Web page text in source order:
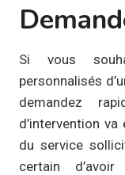
Si vous
personnalisés
demandez
d’intervention
du service
certain